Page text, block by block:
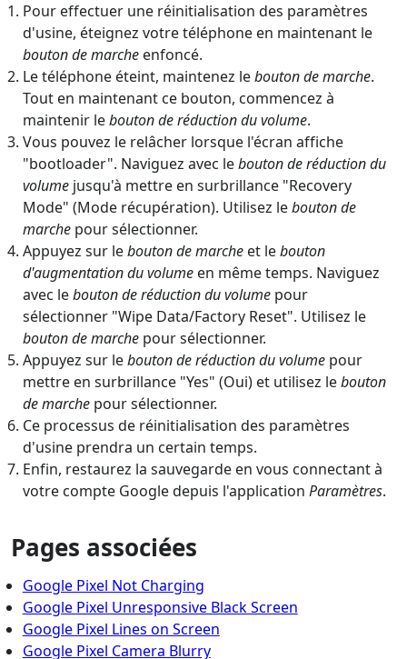
Pour effectuer une réinitialisation des paramètres
d'usine, éteignez votre téléphone en maintenant le
bouton de marcheenfoncé.
Le téléphone éteint, maintenez lebouton de marche.
Tout en maintenant ce bouton, commencez à
maintenir lebouton de réduction du volume.
Vous pouvez le relâcher lorsque l'écran affiche
"bootloader". Naviguez avec lebouton de réduction du
volumejusqu'à mettre en surbrillance "Recovery
Mode" (Mode récupération). Utilisez lebouton de
marchepour sélectionner.
Appuyez sur lebouton de marcheet lebouton
d'augmentation du volumeen même temps. Naviguez
avec lebouton de réduction du volumepour
sélectionner "Wipe Data/Factory Reset". Utilisez le
bouton de marchepour sélectionner.
Appuyez sur lebouton de réduction du volumepour
mettre en surbrillance "Yes" (Oui) et utilisez lebouton
de marchepour sélectionner.
Ce processus de réinitialisation des paramètres
d'usine prendra un certain temps.
Enfin, restaurez la sauvegarde en vous connectant à
votre compte Google depuis l'application Paramètres.
Pages associées
Google Pixel Not Charging
Google Pixel Unresponsive Black Screen
Google Pixel Lines on Screen
Google Pixel Camera Blurry